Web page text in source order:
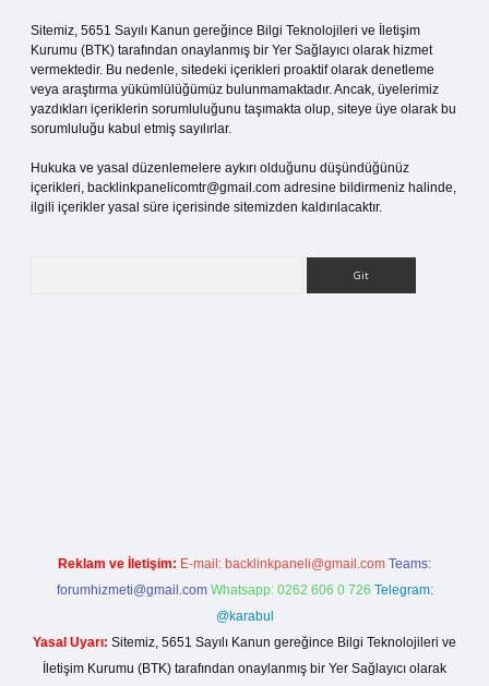
Sitemiz, 5651 Sayılı Kanun gereğince Bilgi Teknolojileri ve İletişim
Kurumu (BTK) tarafından onaylanmış bir Yer Sağlayıcı olarak hizmet
vermektedir. Bu nedenle, sitedeki içerikleri proaktif olarak denetleme
veya araştırma yükümlülüğümüz bulunmamaktadır. Ancak, üyelerimiz
yazdıkları içeriklerin sorumluluğunu taşımakta olup, siteye üye olarak bu
sorumluluğu kabul etmiş sayılırlar.
Hukuka ve yasal düzenlemelere aykırı olduğunu düşündüğünüz
içerikleri, backlinkpanelicomtr@gmail.com adresine bildirmeniz halinde,
ilgili içerikler yasal süre içerisinde sitemizden kaldırılacaktır.
Reklam ve İletişim: E-mail: backlinkpaneli@gmail.com Teams:
forumhizmeti@gmail.com Whatsapp: 0262 606 0 726 Telegram:
@karabul
Yasal Uyarı: Sitemiz, 5651 Sayılı Kanun gereğince Bilgi Teknolojileri ve
İletişim Kurumu (BTK) tarafından onaylanmış bir Yer Sağlayıcı olarak